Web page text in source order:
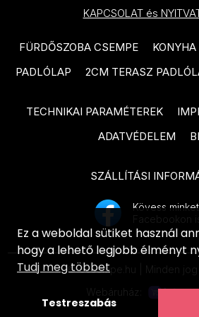
PARADYZ Fiori termékcsalád
PARADYZ Sunlight Sand
PARADYZ Fancy termékcsalád
PARADYZ Afternoon
PARADYZ Woodskin
PARADYZ Pure City
PARADYZ Hope termékcsalád
PARADYZ Effect termékcsalád
termékcsalád
TUBADZIN Grand Cave
termékcsalád
termékcsalád
TUBADZIN Amber Vein
TUBADZIN Balance Stone
ARTÉ Luno termékcsalád
ARTÉ Shellstone White
termékcsalád
ARTÉ Nakano termékcsalád
KAPCSOLAT és
FÜRDŐSZOBA CSEMPE
PADLÓLAP
2CM TERASZ
TECHNIKAI PARAMÉTEREK
ADATVÉDELEM
SZÁLLÍTÁSI
Kövess
Facebookon is!
© ecsempe.hu | Minden jog
Webáruház:
Ez a weboldal sütiket használ
hogy a lehető legjobb élményt
Tudj meg többet
Testreszabás